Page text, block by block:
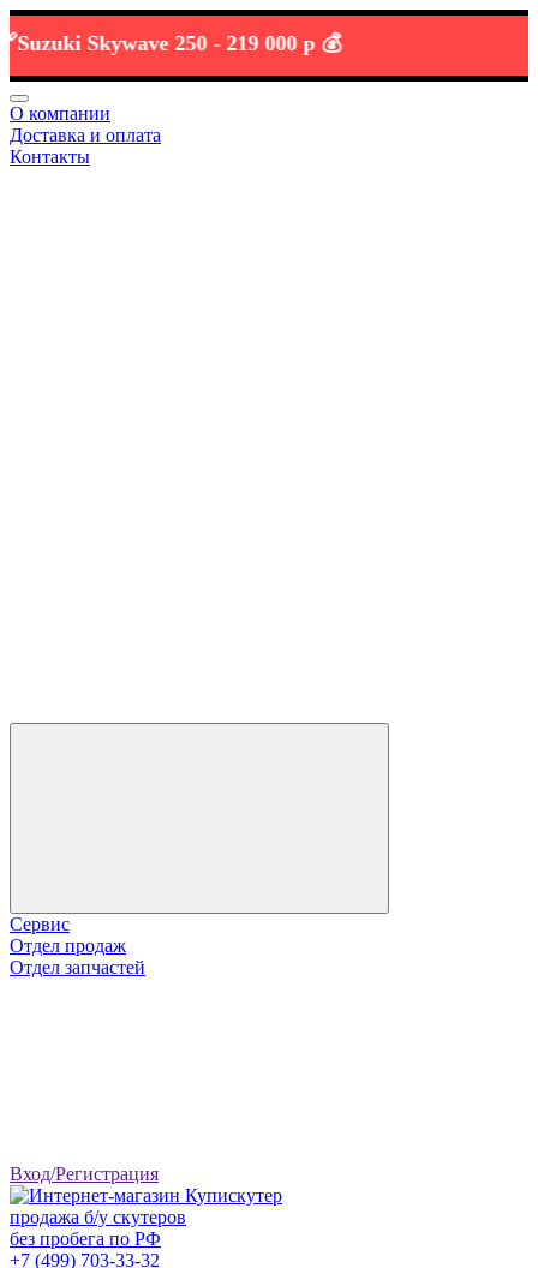
Skywave 250 -219 000 р 💰
О компании
Доставка и оплата
Контакты
Сервис
Отдел продаж
Отдел запчастей
Вход/Регистрация
продажа б/у скутеров
без пробега по РФ
+7 (499) 703-33-32